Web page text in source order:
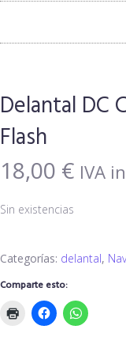
Delantal DC
Flash
18,00 € IVA
Sin existencias
Categorías: delantal,
Comparte esto: